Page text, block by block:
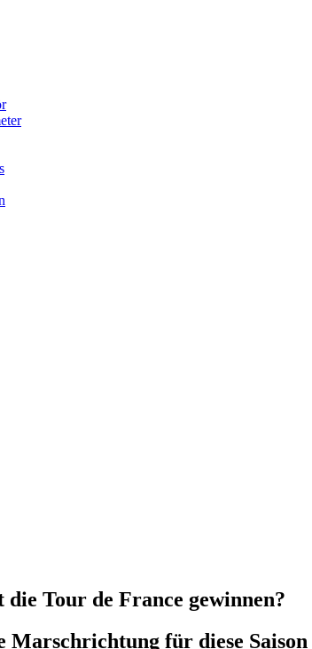
Tour de France gewinnen?
für diese Saison